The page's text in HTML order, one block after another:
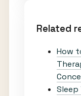
Related
How
Sleep